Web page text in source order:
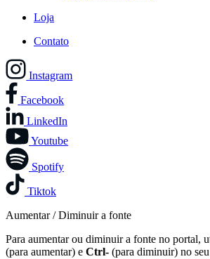
Loja
Contato
Instagram
Facebook
LinkedIn
Youtube
Spotify
Tiktok
Aumentar / Diminuir a fonte
Para aumentar ou diminuir a fonte no portal,
(para aumentar) e Ctrl- (para diminuir) no